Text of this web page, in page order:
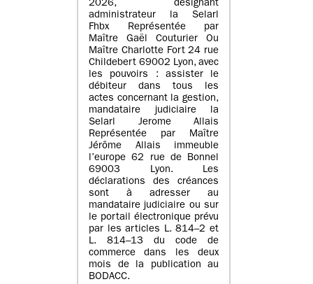
2026, désignant
administrateur la Selarl
Fhbx Représentée par
Maître Gaël Couturier Ou
Maître Charlotte Fort 24 rue
Childebert 69002 Lyon, avec
les pouvoirs : assister le
débiteur dans tous les
actes concernant la gestion,
mandataire judiciaire la
Selarl Jerome Allais
Représentée par Maître
Jérôme Allais immeuble
l’europe 62 rue de Bonnel
69003 Lyon. Les
déclarations des créances
sont à adresser au
mandataire judiciaire ou sur
le portail électronique prévu
par les articles L. 814–2 et
L. 814–13 du code de
commerce dans les deux
mois de la publication au
BODACC.